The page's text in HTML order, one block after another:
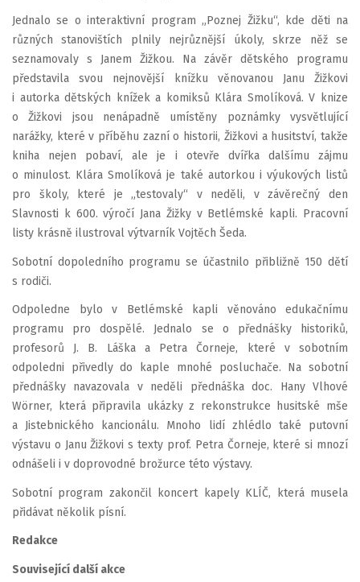
Jednalo se o interaktivní program „Poznej Žižku“, kde děti na
různých stanovištích plnily nejrůznější úkoly, skrze něž se
seznamovaly s Janem Žižkou. Na závěr dětského programu
představila svou nejnovější knížku věnovanou Janu Žižkovi
i autorka dětských knížek a komiksů Klára Smolíková. V knize
o Žižkovi jsou nenápadně umístěny poznámky vysvětlující
narážky, které v příběhu zazní o historii, Žižkovi a husitství, takže
kniha nejen pobaví, ale je i otevře dvířka dalšímu zájmu
o minulost. Klára Smolíková je také autorkou i výukových listů
pro školy, které je „testovaly“ v neděli, v závěrečný den
Slavnosti k 600. výročí Jana Žižky v Betlémské kapli. Pracovní
listy krásně ilustroval výtvarník Vojtěch Šeda.
Sobotní dopoledního programu se účastnilo přibližně 150 dětí
s rodiči.
Odpoledne bylo v Betlémské kapli věnováno edukačnímu
programu pro dospělé. Jednalo se o přednášky historiků,
profesorů J. B. Láška a Petra Čorneje, které v sobotním
odpoledni přivedly do kaple mnohé posluchače. Na sobotní
přednášky navazovala v neděli přednáška doc. Hany Vlhové
Wörner, která připravila ukázky z rekonstrukce husitské mše
a Jistebnického kancionálu. Mnoho lidí zhlédlo také putovní
výstavu o Janu Žižkovi s texty prof. Petra Čorneje, které si mnozí
odnášeli i v doprovodné brožurce této výstavy.
Sobotní program zakončil koncert kapely KLÍČ, která musela
přidávat několik písní.
Redakce
Související další akce